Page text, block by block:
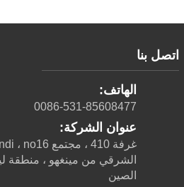
اتصل بنا
الهاتف:
0086-531-85608477
عنوان الشركة:
الشرقي من مينغهو ، منطقة
الصين